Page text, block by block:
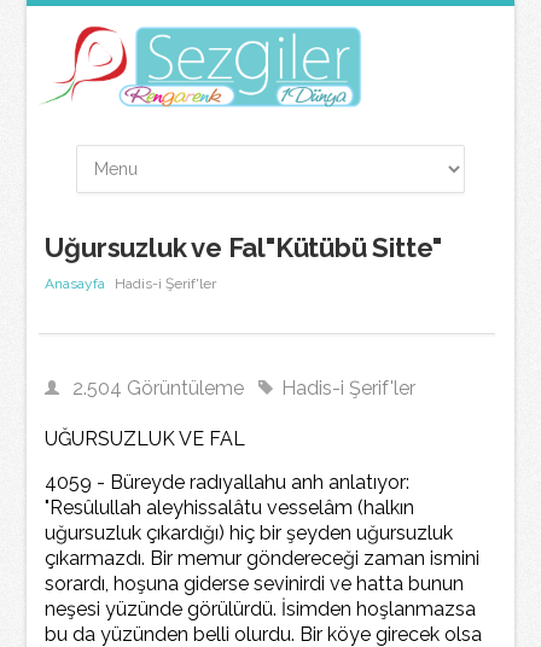
Uğursuzluk ve Fal"Kütübü Sitte"
Anasayfa Hadis-i Şerif'ler
2.504 Görüntüleme Hadis-i Şerif'ler
UĞURSUZLUK VE FAL
4059 - Büreyde radıyallahu anh anlatıyor:
"Resûlullah aleyhissalâtu vesselâm (halkın
uğursuzluk çıkardığı) hiç bir şeyden uğursuzluk
çıkarmazdı. Bir memur göndereceği zaman ismini
sorardı, hoşuna giderse sevinirdi ve hatta bunun
neşesi yüzünde görülürdü. İsimden hoşlanmazsa
bu da yüzünden belli olurdu. Bir köye girecek olsa